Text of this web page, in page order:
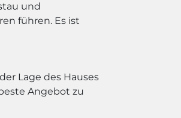
und
führen. Es ist
Lage des Hauses
Angebot zu